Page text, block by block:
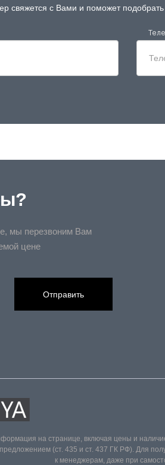
свяжется с Вами и поможет
мы перезвоним Вам
цене
Отправить
на странице, включая цены и
(ст. 435 и ст. 437 ГК РФ). Для
к менеджерам, даже при